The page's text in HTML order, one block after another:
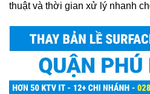
thuật và thời gian xử lý nhanh